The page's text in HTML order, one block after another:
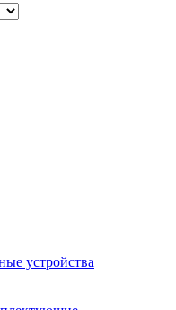
устройства